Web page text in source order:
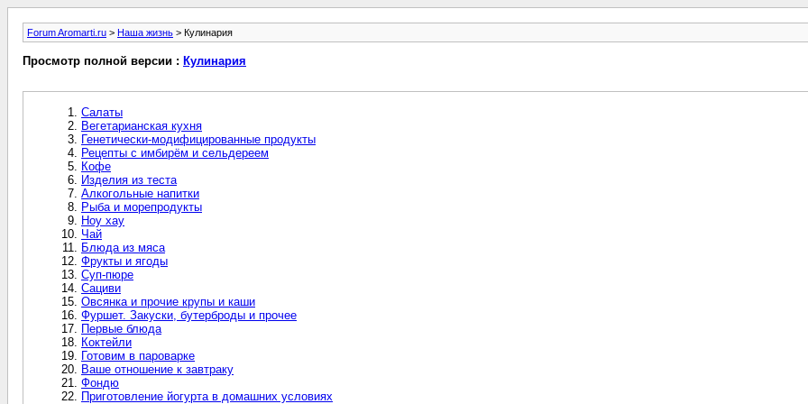
Forum Aromarti.ru > Наша жизнь > Кулинария
Просмотр полной версии : Кулинария
Салаты
Вегетарианская кухня
Генетически-модифицированные продукты
Рецепты с имбирём и сельдереем
Кофе
Изделия из теста
Алкогольные напитки
Рыба и морепродукты
Ноу хау
Чай
Блюда из мяса
Фрукты и ягоды
Суп-пюре
Сациви
Овсянка и прочие крупы и каши
Фуршет. Закуски, бутерброды и прочее
Первые блюда
Коктейли
Готовим в пароварке
Ваше отношение к завтраку
Фондю
Приготовление йогурта в домашних условиях